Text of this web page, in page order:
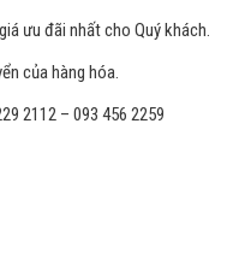
ưu đãi nhất cho Quý khách.
của hàng hóa.
2112 – 093 456 2259